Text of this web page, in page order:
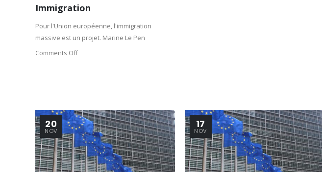
Immigration
Pour l'Union européenne, l'immigration
massive est un projet. Marine Le Pen
Comments Off
20
NOV
17
NOV